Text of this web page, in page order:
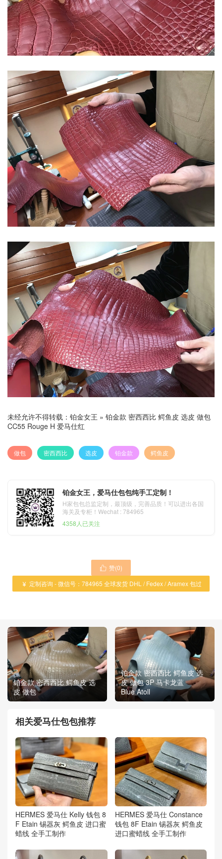
未经允许不得转载： 铂金女王 » 铂金款 密西西比 鳄鱼皮 选皮 做包
CC55 Rouge H 爱马仕红
做包 密西西比 选皮 铂金款 鳄鱼皮
铂金女王，爱马仕包包纯手工定制！
H家包包总监定制，最顶级，完善品质！可以进出各国
海关及专柜！Wechat : 784965
4358人已关注
 赞(0)
 定制咨询 - 微信号：784965 全球发货 DHL / Fedex / Aramex 包过
铂金款 密西西比 鳄鱼皮 选
皮 做包
铂金款 密西西比 鳄鱼皮 选
皮 做包 3P 马卡龙蓝
Blue Atoll
相关爱马仕包包推荐
HERMES 爱马仕 Kelly 钱包 8
F Etain 锡器灰 鳄鱼皮 进口蜜
蜡线 全手工制作
HERMES 爱马仕 Constance
钱包 8F Etain 锡器灰 鳄鱼皮
进口蜜蜡线 全手工制作